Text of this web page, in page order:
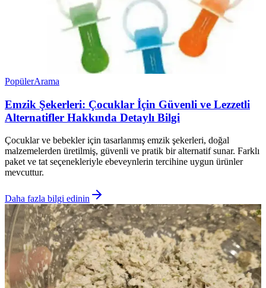
PopülerArama
Emzik Şekerleri: Çocuklar İçin Güvenli ve Lezzetli
Alternatifler Hakkında Detaylı Bilgi
Çocuklar ve bebekler için tasarlanmış emzik şekerleri, doğal
malzemelerden üretilmiş, güvenli ve pratik bir alternatif sunar. Farklı
paket ve tat seçenekleriyle ebeveynlerin tercihine uygun ürünler
mevcuttur.
Daha fazla bilgi edinin